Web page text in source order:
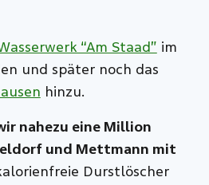
“Am Staad” im
und später noch das
hinzu.
nahezu eine Million
und Mettmann mit
Durstlöscher